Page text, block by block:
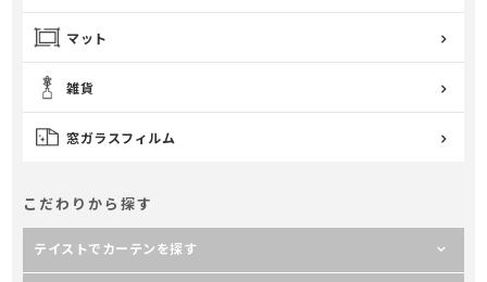
マット
雑貨
窓ガラスフィルム
こだわりから探す
テイストでカーテンを探す